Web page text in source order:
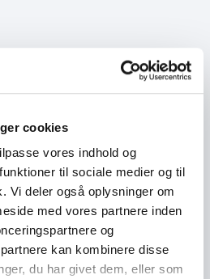
cookies
vores indhold og
til sociale medier og til
Vi deler også oplysninger om
med vores partnere inden
og
kan kombinere disse
du har givet dem, eller som
Fuhlendorff til dit
Så er Christian Fuhlendorff
brede erfaring, sin stærke
begrænsninger til styrker og
at underholde, er han en af
og komikere i
til jeres næste
en oplevelse, der